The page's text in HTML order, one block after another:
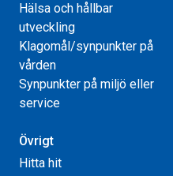
Hälsa och hållbar
utveckling
Klagomål/synpunkter på
vården
Synpunkter på miljö eller
service
Övrigt
Hitta hit